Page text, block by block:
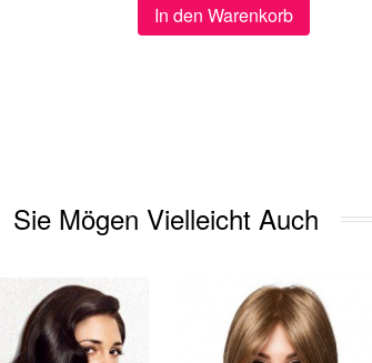
In den Warenkorb
Sie Mögen Vielleicht Auch